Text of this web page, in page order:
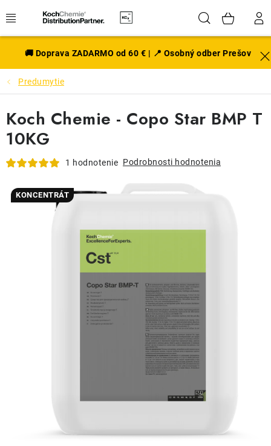
na
Hľadať
EXTERIÉR
DISKY A PNEU
INTERIÉR
PRÍSLUŠENSTVO
VÝHODNÉ SADY
NOVINKY V SORTIMENTE
DARČEKOVÉ POUKAZY
info@kcshop.sk
+421 918 725 111
🚚 Doprava ZADARMO od 60 € | 📍 Osobný odber Prešov
Predumytie
Koch Chemie - Copo Star BMP T
10KG
1 hodnotenie Podrobnosti hodnotenia
KONCENTRÁT